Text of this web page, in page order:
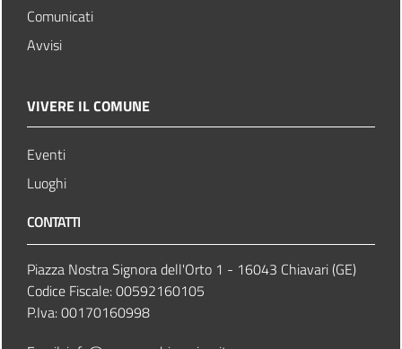
Comunicati
Avvisi
VIVERE IL COMUNE
Eventi
Luoghi
CONTATTI
Piazza Nostra Signora dell'Orto 1 - 16043 Chiavari (GE)
Codice Fiscale: 00592160105
P.Iva: 00170160998